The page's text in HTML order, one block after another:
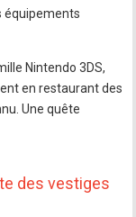
équipements
Nintendo 3DS,
en restaurant des
Une quête
des vestiges